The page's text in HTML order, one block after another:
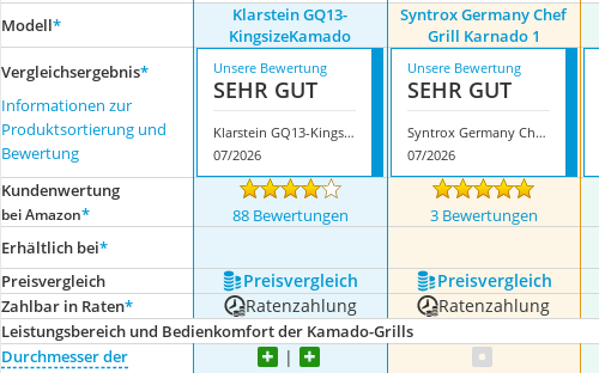
Modell*
Klarstein ‎GQ13-
KingsizeKamado
Syntrox Germany ‎Chef
Grill Karnado 1
Vergleichsergebnis*
Informationen zur
Produktsortierung und
Bewertung
Unsere Bewertung
SEHR GUT
Klarstein ‎GQ13-KingsizeKamado
07/2026
Unsere Bewertung
SEHR GUT
Syntrox Germany ‎Chef Grill Karnado 1
07/2026
Kundenwertung
bei Amazon* 88 Bewertungen 3 Bewertungen
Erhältlich bei*
Preis­vergleich
Preis­vergleich Preis­vergleich
Zahlbar in Raten* Ratenzahlung Ratenzahlung
Leistungsbereich und Bedienkomfort der Kamado-Grills
Durchmesser der